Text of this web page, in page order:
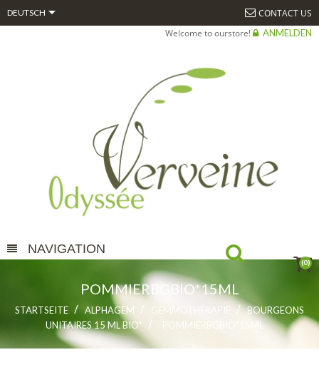
DEUTSCH
CONTACT US
Welcome to ourstore!
ANMELDEN
(0)
NAVIGATION
POMMIERBGBIO*15ML
STARTSEITE ALPHAGEM GEMMOTHÉRAPIE
BOURGEONS
UNITAIRES 15 ML BIO*
POMMIERBGBIO*15ML